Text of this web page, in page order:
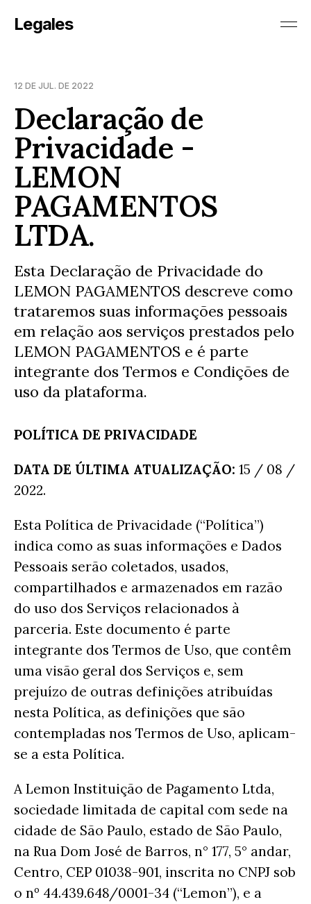
Legales
12 DE JUL. DE 2022
Declaração de
Privacidade -
LEMON
PAGAMENTOS
LTDA.
Esta Declaração de Privacidade do
LEMON PAGAMENTOS descreve como
trataremos suas informações pessoais
em relação aos serviços prestados pelo
LEMON PAGAMENTOS e é parte
integrante dos Termos e Condições de
uso da plataforma.
POLÍTICA DE PRIVACIDADE
DATA DE ÚLTIMA ATUALIZAÇÃO: 15 / 08 /
2022.
Esta Política de Privacidade (“Política”)
indica como as suas informações e Dados
Pessoais serão coletados, usados,
compartilhados e armazenados em razão
do uso dos Serviços relacionados à
parceria. Este documento é parte
integrante dos Termos de Uso, que contêm
uma visão geral dos Serviços e, sem
prejuízo de outras definições atribuídas
nesta Política, as definições que são
contempladas nos Termos de Uso, aplicam-
se a esta Política.
A Lemon Instituição de Pagamento Ltda,
sociedade limitada de capital com sede na
cidade de São Paulo, estado de São Paulo,
na Rua Dom José de Barros, n° 177, 5° andar,
Centro, CEP 01038-901, inscrita no CNPJ sob
o nº 44.439.648/0001-34 (“Lemon”), e a